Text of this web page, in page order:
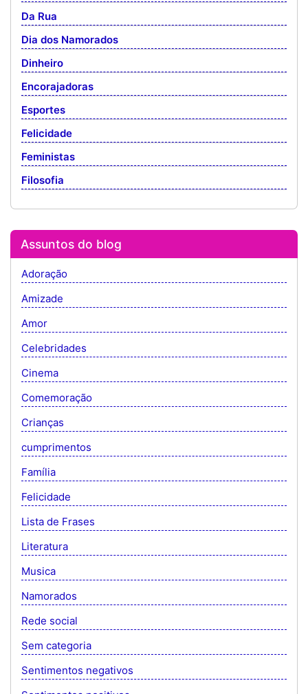
Da Rua
Dia dos Namorados
Dinheiro
Encorajadoras
Esportes
Felicidade
Feministas
Filosofia
Assuntos do blog
Adoração
Amizade
Amor
Celebridades
Cinema
Comemoração
Crianças
cumprimentos
Família
Felicidade
Lista de Frases
Literatura
Musica
Namorados
Rede social
Sem categoria
Sentimentos negativos